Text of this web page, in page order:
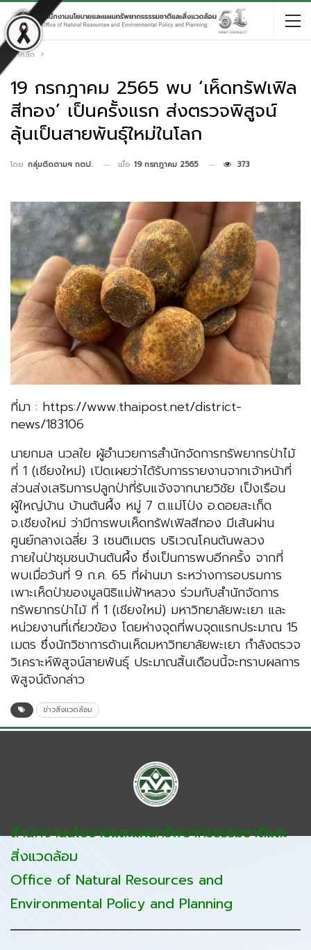
หน้าหลัก
19 กรกฎาคม 2565 พบ ‘เห็ดทรัฟเฟิล
สีทอง’ เป็นครั้งแรก ส่งตรวจพิสูจน์
ลุ้นเป็นสายพันธุ์ใหม่ในโลก
โดย กลุ่มติดตามฯ กตป. เมื่อ 19 กรกฎาคม 2565 373
ที่มา : https://www.thaipost.net/district-
news/183106
นายกมล นวลใย ผู้อำนวยการสำนักจัดการทรัพยากรป่าไม้
ที่ 1 (เชียงใหม่) เปิดเผยว่าได้รับการรายงานจากเจ้าหน้าที่
ส่วนส่งเสริมการปลูกป่า​ที่รับแจ้งจากนายวิชัย เป็งเรือน
ผู้ใหญ่บ้าน บ้านต้นผึ้ง หมู่ 7 ต.แม่โป่ง อ.ดอยสะเก็ด
จ.เชียงใหม่ ว่า​มีการพบเห็ดทรัฟเฟิลสีทอง​ มีเส้นผ่าน
ศูนย์กลางเฉลี่ย 3​ เซนติเมตร บริเวณโคนต้นพลวง
ภายในป่าชุมชนบ้านต้นผึ้ง​ ซึ่งเป็นการพบอีกครั้ง จากที่
พบเมื่อวันที่​ 9​ ก.ค. 65 ที่ผ่านมา ระหว่างการอบรมการ
เพาะเห็ดป่าของมูลนิธิแม่ฟ้าหลวง​ ร่วมกับสำนักจัดการ
ทรัพยากรป่าไม้ ที่ 1 (เชียงใหม่) มหาวิทยาลัย​พะเยา และ
หน่วยงานที่เกี่ยวข้อง​ โดยห่างจุดที่พบจุดแรกประมาณ 15
เมตร ซึ่งนักวิชาการ​ด้านเห็ดมหาวิทยาลัยพะเยา กำลังตรวจ
วิเคราะห์​พิสูจน์​สายพันธุ์​ ประมาณ​สิ้นเดือนนี้จะทราบผลการ
พิสูจน์ดังกล่าว
ข่าวสิ่งแวดล้อม
สำนักงานนโยบายและแผนทรัพยากรธรรมชาติและ
สิ่งแวดล้อม
Office of Natural Resources and
Environmental Policy and Planning